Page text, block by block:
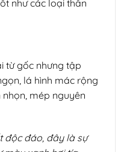
như các loại thân
từ gốc nhưng tập
lá hình mác rộng
mép nguyên
độc đáo, đây là sự